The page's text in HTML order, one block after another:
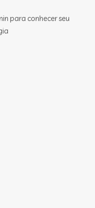
para conhecer seu